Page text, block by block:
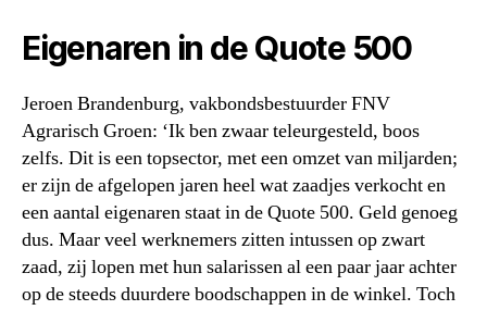
Eigenaren in de Quote 500
Jeroen Brandenburg, vakbondsbestuurder FNV
Agrarisch Groen: ‘Ik ben zwaar teleurgesteld, boos
zelfs. Dit is een topsector, met een omzet van miljarden;
er zijn de afgelopen jaren heel wat zaadjes verkocht en
een aantal eigenaren staat in de Quote 500. Geld genoeg
dus. Maar veel werknemers zitten intussen op zwart
zaad, zij lopen met hun salarissen al een paar jaar achter
op de steeds duurdere boodschappen in de winkel. Toch